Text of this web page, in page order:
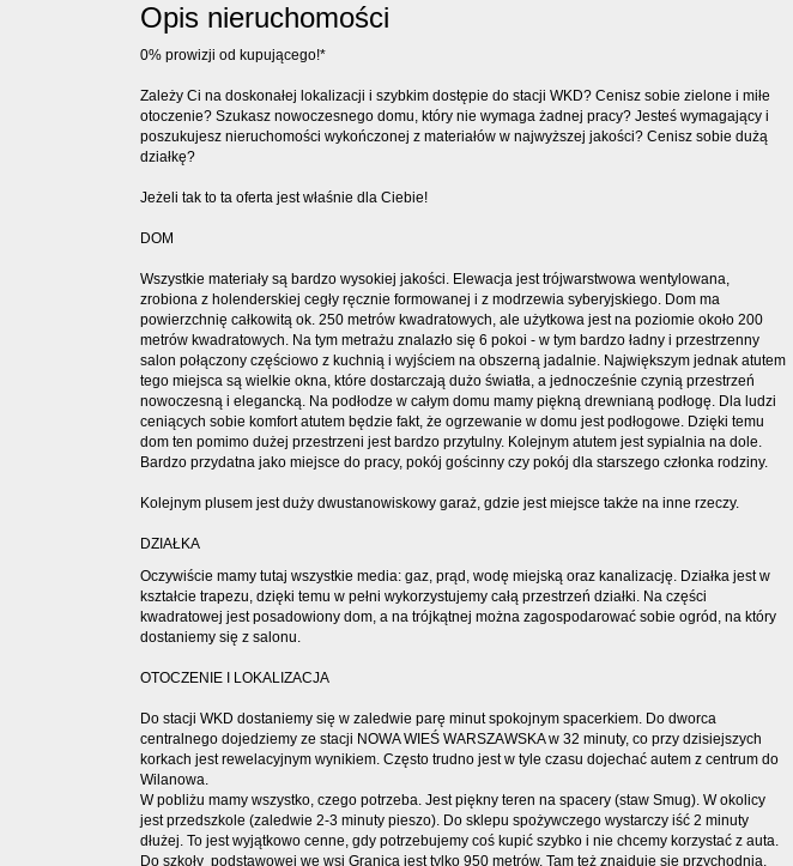
Opis nieruchomości
0% prowizji od kupującego!*
Zależy Ci na doskonałej lokalizacji i szybkim dostępie do stacji WKD? Cenisz sobie zielone i miłe
otoczenie? Szukasz nowoczesnego domu, który nie wymaga żadnej pracy? Jesteś wymagający i
poszukujesz nieruchomości wykończonej z materiałów w najwyższej jakości? Cenisz sobie dużą
działkę?
Jeżeli tak to ta oferta jest właśnie dla Ciebie!
DOM
Wszystkie materiały są bardzo wysokiej jakości. Elewacja jest trójwarstwowa wentylowana,
zrobiona z holenderskiej cegły ręcznie formowanej i z modrzewia syberyjskiego. Dom ma
powierzchnię całkowitą ok. 250 metrów kwadratowych, ale użytkowa jest na poziomie około 200
metrów kwadratowych. Na tym metrażu znalazło się 6 pokoi - w tym bardzo ładny i przestrzenny
salon połączony częściowo z kuchnią i wyjściem na obszerną jadalnie. Największym jednak atutem
tego miejsca są wielkie okna, które dostarczają dużo światła, a jednocześnie czynią przestrzeń
nowoczesną i elegancką. Na podłodze w całym domu mamy piękną drewnianą podłogę. Dla ludzi
ceniących sobie komfort atutem będzie fakt, że ogrzewanie w domu jest podłogowe. Dzięki temu
dom ten pomimo dużej przestrzeni jest bardzo przytulny. Kolejnym atutem jest sypialnia na dole.
Bardzo przydatna jako miejsce do pracy, pokój gościnny czy pokój dla starszego członka rodziny.
Kolejnym plusem jest duży dwustanowiskowy garaż, gdzie jest miejsce także na inne rzeczy.
DZIAŁKA
Oczywiście mamy tutaj wszystkie media: gaz, prąd, wodę miejską oraz kanalizację. Działka jest w
kształcie trapezu, dzięki temu w pełni wykorzystujemy całą przestrzeń działki. Na części
kwadratowej jest posadowiony dom, a na trójkątnej można zagospodarować sobie ogród, na który
dostaniemy się z salonu.
OTOCZENIE I LOKALIZACJA
Do stacji WKD dostaniemy się w zaledwie parę minut spokojnym spacerkiem. Do dworca
centralnego dojedziemy ze stacji NOWA WIEŚ WARSZAWSKA w 32 minuty, co przy dzisiejszych
korkach jest rewelacyjnym wynikiem. Często trudno jest w tyle czasu dojechać autem z centrum do
Wilanowa.
W pobliżu mamy wszystko, czego potrzeba. Jest piękny teren na spacery (staw Smug). W okolicy
jest przedszkole (zaledwie 2-3 minuty pieszo). Do sklepu spożywczego wystarczy iść 2 minuty
dłużej. To jest wyjątkowo cenne, gdy potrzebujemy coś kupić szybko i nie chcemy korzystać z auta.
Do szkoły podstawowej we wsi Granica jest tylko 950 metrów. Tam też znajduje się przychodnia.